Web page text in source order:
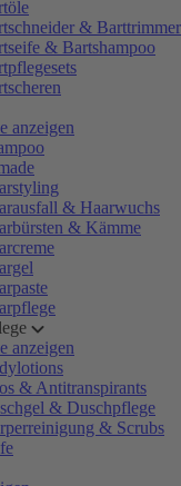
& Barttrimmer
& Bartshampoo
anzeigen
& Haarwuchs
& Kämme
anzeigen
& Antitranspirants
& Duschpflege
& Scrubs